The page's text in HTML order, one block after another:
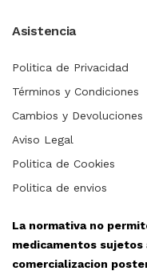
Asistencia
Politica de Privacidad
Términos y Condiciones
Cambios y Devoluciones
Aviso Legal
Politica de Cookies
Politica de envios
La normativa no
medicamentos sujetos
comercializacion